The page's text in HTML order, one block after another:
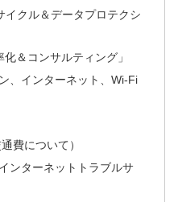
イクル＆データプロテクシ
＆コンサルティング」
、インターネット、Wi-Fi
費について）
ンターネットトラブルサ